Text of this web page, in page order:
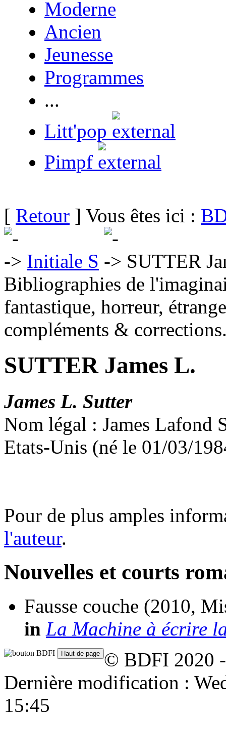
Moderne
Ancien
Jeunesse
Programmes
...
Litt'pop
Pimpf
[ Retour ] Vous êtes ici :
Initiale S
SUTTER
Bibliographies de
fantastique, horreur,
compléments &
SUTTER James L.
James L. Sutter
Nom légal : James Lafond
Etats-Unis (né le 01/03/
Pour de plus amples
l'auteur.
Nouvelles et courts
Fausse couche (2010,
in La Machine à écrire
© BDFI 2020
Dernière modification :
15:45